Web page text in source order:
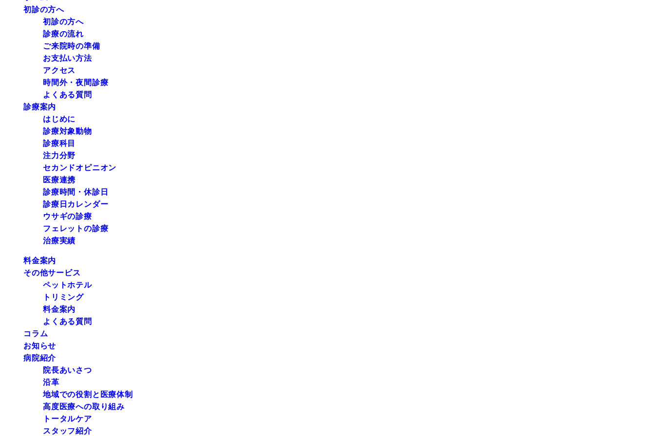
初診の方へ
初診の方へ
診療の流れ
ご来院時の準備
お支払い方法
アクセス
時間外・夜間診療
よくある質問
診療案内
はじめに
診療対象動物
診療科目
注力分野
セカンドオピニオン
医療連携
診療時間・休診日
診療日カレンダー
ウサギの診療
フェレットの診療
治療実績
料金案内
その他サービス
ペットホテル
トリミング
料金案内
よくある質問
コラム
お知らせ
病院紹介
院長あいさつ
沿革
地域での役割と医療体制
高度医療への取り組み
トータルケア
スタッフ紹介